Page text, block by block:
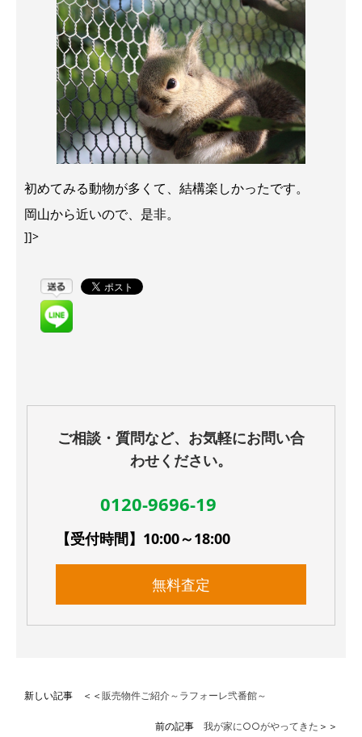
初めてみる動物が多くて、結構楽しかったです。
岡山から近いので、是非。
]]>
ご相談・質問など、お気軽にお問い合
わせください。
0120-9696-19
【受付時間】10:00～18:00
無料査定
新しい記事 ＜＜販売物件ご紹介～ラフォーレ弐番館～
前の記事 我が家に○○がやってきた ＞＞